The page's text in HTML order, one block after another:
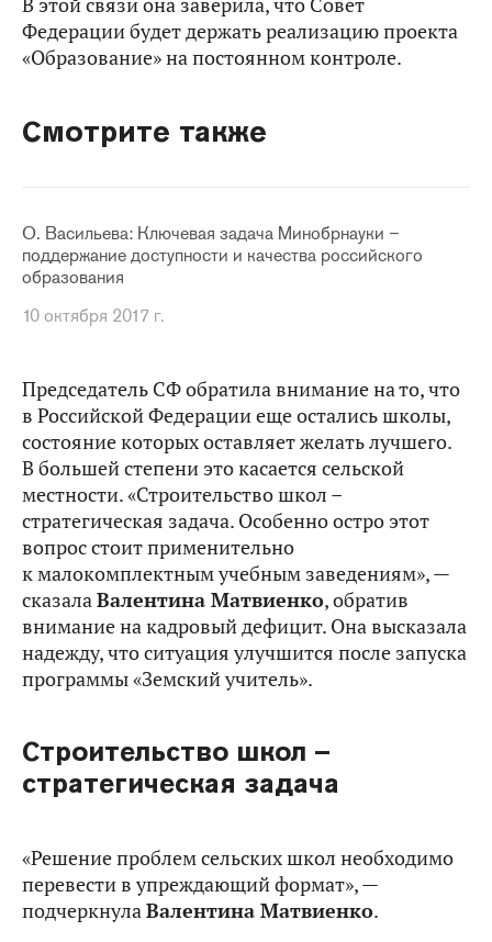
Федерации будет держать реализацию проекта
«Образование» на постоянном контроле.
Смотрите также
О. Васильева: Ключевая задача Минобрнауки –
поддержание доступности и качества российского
образования
10 октября 2017 г.
Председатель СФ обратила внимание на то, что
в Российской Федерации еще остались школы,
состояние которых оставляет желать лучшего.
В большей степени это касается сельской
местности. «Строительство школ –
стратегическая задача. Особенно остро этот
вопрос стоит применительно
к малокомплектным учебным заведениям», —
сказала Валентина Матвиенко, обратив
внимание на кадровый дефицит. Она высказала
надежду, что ситуация улучшится после запуска
программы «Земский учитель».
Строительство школ –
стратегическая задача
«Решение проблем сельских школ необходимо
перевести в упреждающий формат», —
подчеркнула Валентина Матвиенко.